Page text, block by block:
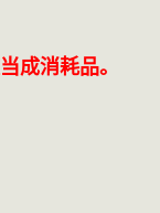
成消耗品。